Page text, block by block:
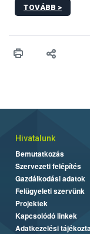
egészen a
érésű szőlőkben is
felhasználók
TOVÁBB >
Hivatalunk
Bemutatkozás
Szervezeti felépítés
Gazdálkodási adatok
Felügyeleti szervünk
Projektek
Kapcsolódó linkek
Adatkezelési